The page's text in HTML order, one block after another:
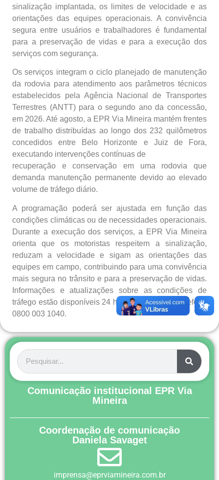
Comunicação institucional EPR Via
Mineira
Coordenação de comunicação
Daniela Savaget
imprensa@eprviamineira.com.br
sinalização implantada, os limites de velocidade e as
orientações das equipes operacionais. A convivência
segura entre usuários e trabalhadores é fundamental
para a preservação de vidas e para a execução dos
serviços com segurança.
Os serviços integram o ciclo planejado de manutenção
da rodovia para atendimento aos parâmetros técnicos
estabelecidos pela Agência Nacional de Transportes
Terrestres (ANTT) para o segundo ano da concessão,
em 2026. Até agosto, a EPR Via Mineira mantém frentes
de trabalho distribuídas ao longo dos 232 quilômetros
concedidos entre Belo Horizonte e Juiz de Fora,
executando intervenções contínuas de
recuperação e conservação em uma rodovia que
demanda manutenção permanente devido ao elevado
volume de tráfego diário.
A programação poderá ser ajustada em função das
condições climáticas ou de necessidades operacionais.
Durante a execução dos serviços, a EPR Via Mineira
orienta que os motoristas respeitem a sinalização,
reduzam a velocidade e sigam as orientações das
equipes em campo, contribuindo para uma convivência
mais segura no trânsito e para a preservação de vidas.
Informações e atualizações sobre as condições de
tráfego estão disponíveis 24 horas por dia pelo telefone
0800 003 1040.